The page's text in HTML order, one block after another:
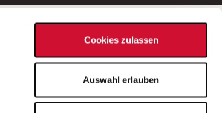
Cookies zulassen
Auswahl erlauben
Bei Fragen zu einer Stellenausschreibung
wenden Sie sich bitte an die*den in der
Stellenausschreibung genannte*n